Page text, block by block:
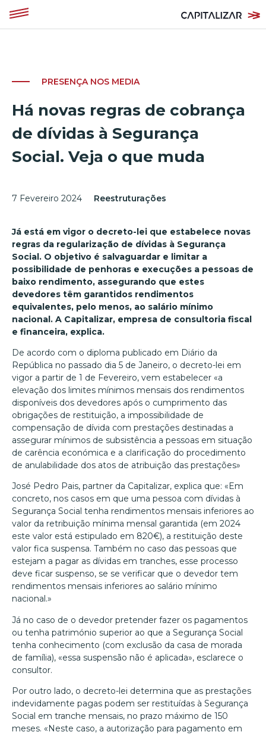
PRESENÇA NOS MEDIA
Há novas regras de cobrança
de dívidas à Segurança
Social. Veja o que muda
7 Fevereiro 2024 Reestruturações
Já está em vigor o decreto-lei que estabelece novas
regras da regularização de dívidas à Segurança
Social. O objetivo é salvaguardar e limitar a
possibilidade de penhoras e execuções a pessoas de
baixo rendimento, assegurando que estes
devedores têm garantidos rendimentos
equivalentes, pelo menos, ao salário mínimo
nacional. A Capitalizar, empresa de consultoria fiscal
e financeira, explica.
De acordo com o diploma publicado em Diário da
República no passado dia 5 de Janeiro, o decreto-lei em
vigor a partir de 1 de Fevereiro, vem estabelecer «a
elevação dos limites mínimos mensais dos rendimentos
disponíveis dos devedores após o cumprimento das
obrigações de restituição, a impossibilidade de
compensação de dívida com prestações destinadas a
assegurar mínimos de subsistência a pessoas em situação
de carência económica e a clarificação do procedimento
de anulabilidade dos atos de atribuição das prestações»
José Pedro Pais, partner da Capitalizar, explica que: «Em
concreto, nos casos em que uma pessoa com dívidas à
Segurança Social tenha rendimentos mensais inferiores ao
valor da retribuição mínima mensal garantida (em 2024
este valor está estipulado em 820€), a restituição deste
valor fica suspensa. Também no caso das pessoas que
estejam a pagar as dívidas em tranches, esse processo
deve ficar suspenso, se se verificar que o devedor tem
rendimentos mensais inferiores ao salário mínimo
nacional.»
Já no caso de o devedor pretender fazer os pagamentos
ou tenha património superior ao que a Segurança Social
tenha conhecimento (com exclusão da casa de morada
de família), «essa suspensão não é aplicada», esclarece o
consultor.
Por outro lado, o decreto-lei determina que as prestações
indevidamente pagas podem ser restituídas à Segurança
Social em tranche mensais, no prazo máximo de 150
meses. «Neste caso, a autorização para pagamento em